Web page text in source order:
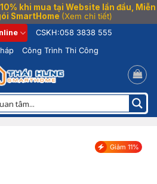
khi mua tại Website lần đầu, Miễn
SmartHome (Xem chi tiết)
CSKH:058 3838 555
Công Trình Thi Công
Giảm 11%